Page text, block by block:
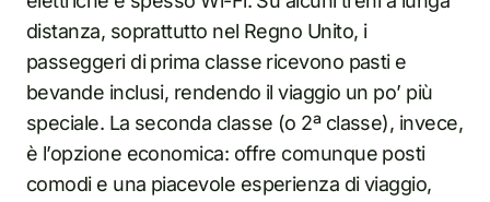
distanza, soprattutto nel Regno Unito, i
passeggeri di prima classe ricevono pasti e
bevande inclusi, rendendo il viaggio un po’ più
speciale. La seconda classe (o 2ª classe), invece,
è l’opzione economica: offre comunque posti
comodi e una piacevole esperienza di viaggio,